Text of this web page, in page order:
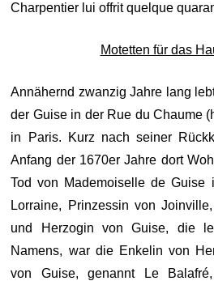
Charpentier lui offrit quelque
Motetten für das
Annähernd zwanzig Jahre lang
der Guise in der Rue du Chaume
in Paris. Kurz nach seiner
Anfang der 1670er Jahre dort
Tod von Mademoiselle de Guise
Lorraine, Prinzessin von
und Herzogin von Guise, die
Namens, war die Enkelin von
von Guise, genannt Le